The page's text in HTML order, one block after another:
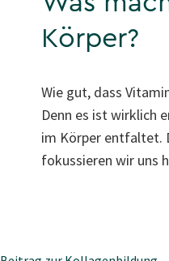
Körper?
Wie gut, dass
Denn es ist wirklich
im Körper entfaltet.
fokussieren wir uns